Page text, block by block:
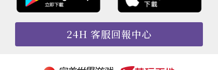
24H 客服回報中心